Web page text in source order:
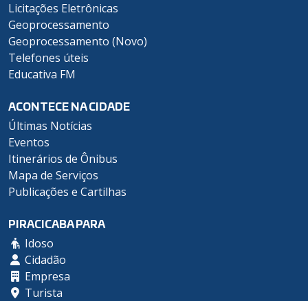
Licitações Eletrônicas
Geoprocessamento
Geoprocessamento (Novo)
Telefones úteis
Educativa FM
ACONTECE NA CIDADE
Últimas Notícias
Eventos
Itinerários de Ônibus
Mapa de Serviços
Publicações e Cartilhas
PIRACICABA PARA
Idoso
Cidadão
Empresa
Turista